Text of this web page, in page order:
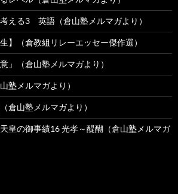
える3 英語（倉山塾メルマガより）
】（倉教組リレーエッセー傑作選）
」（倉山塾メルマガより）
塾メルマガより）
倉山塾メルマガより）
皇の御事績16 光孝～醍醐（倉山塾メルマガ